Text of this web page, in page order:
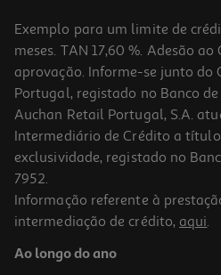
Exemplo para um limite de
meses. TAN 17,60 %. Adesão
aprovação. Informe-se junto do
Portugal, registado no Banco
Auchan Retail Portugal, S.A.
Intermediário de Crédito a
exclusividade, registado no
7952.
Informação referente à
intermediação de crédito, aqui.
Ao longo do ano